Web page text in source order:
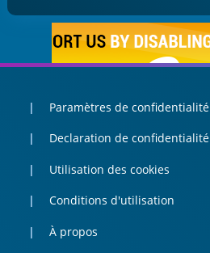
Paramètres de confidentialité
Declaration de confidentialité
Utilisation des cookies
Conditions d'utilisation
À propos